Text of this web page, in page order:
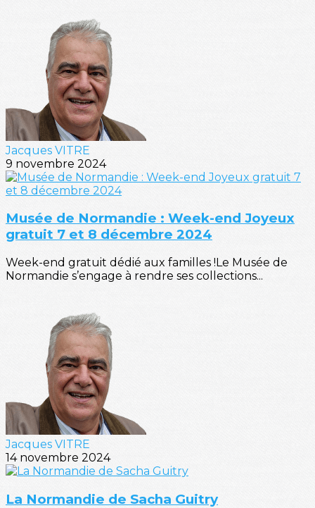
Jacques VITRE
9 novembre 2024
Musée de Normandie : Week-end Joyeux
gratuit 7 et 8 décembre 2024
Week-end gratuit dédié aux familles !Le Musée de
Normandie s’engage à rendre ses collections...
Jacques VITRE
14 novembre 2024
La Normandie de Sacha Guitry